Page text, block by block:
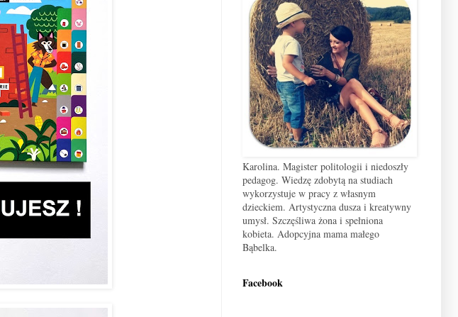
Karolina. Magister politologii i niedoszły
pedagog. Wiedzę zdobytą na studiach
wykorzystuje w pracy z własnym
dzieckiem. Artystyczna dusza i kreatywny
umysł. Szczęśliwa żona i spełniona
kobieta. Adopcyjna mama małego
Bąbelka.
Facebook